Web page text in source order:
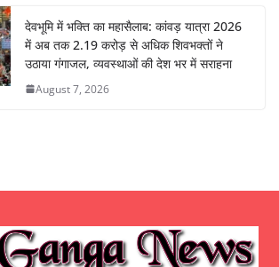
देवभूमि में भक्ति का महासैलाब: कांवड़ यात्रा 2026
में अब तक 2.19 करोड़ से अधिक शिवभक्तों ने
उठाया गंगाजल, व्यवस्थाओं की देश भर में सराहना
August 7, 2026